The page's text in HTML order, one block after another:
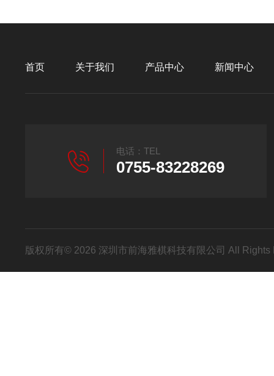
首页 关于我们 产品中心 新闻中心
电话：TEL
0755-83228269
版权所有© 2026 深圳市前海雅棋科技有限公司 All